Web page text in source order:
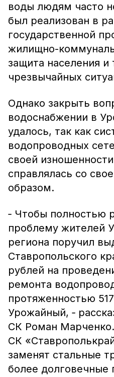
воды людям часто
был реализован в
государственной
жилищно-
защита населения и
чрезвычайных
Однако закрыть
водоснабжении в
удалось, так как
водопроводных
своей
справлялась со
образом.
‑ Чтобы полностью
проблему жителей
региона поручил
Ставропольского
рублей на
ремонта
протяженностью
Урожайный, ‑
СК Роман
СК
заменят стальные
более долговечные